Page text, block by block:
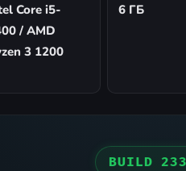
Core i5-
/ AMD
3 1200
6 ГБ
BUILD